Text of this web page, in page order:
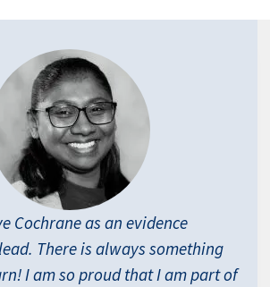
Cochrane as an evidence
There is always something
I am so proud that I am part of